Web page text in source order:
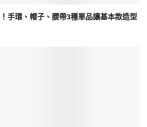
手環、帽子、腰帶3種單品讓基本款造型